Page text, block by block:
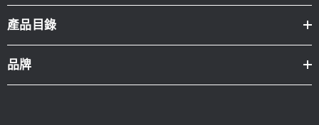
產品目錄
品牌